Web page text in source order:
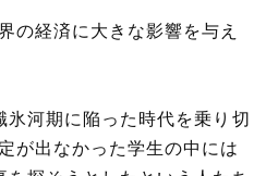
の経済に大きな影響を与え
氷河期に陥った時代を乗り切
が出なかった学生の中には